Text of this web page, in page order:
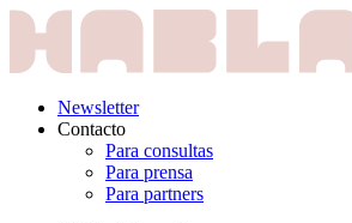
Newsletter
Contacto
Para consultas
Para prensa
Para partners